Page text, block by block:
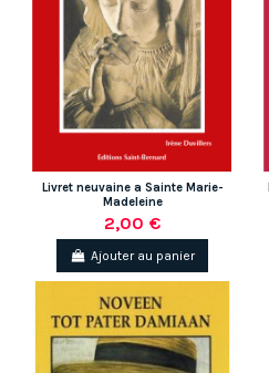
Livret neuvaine a Sainte Marie-
Madeleine
2,00 €
Ajouter au panier